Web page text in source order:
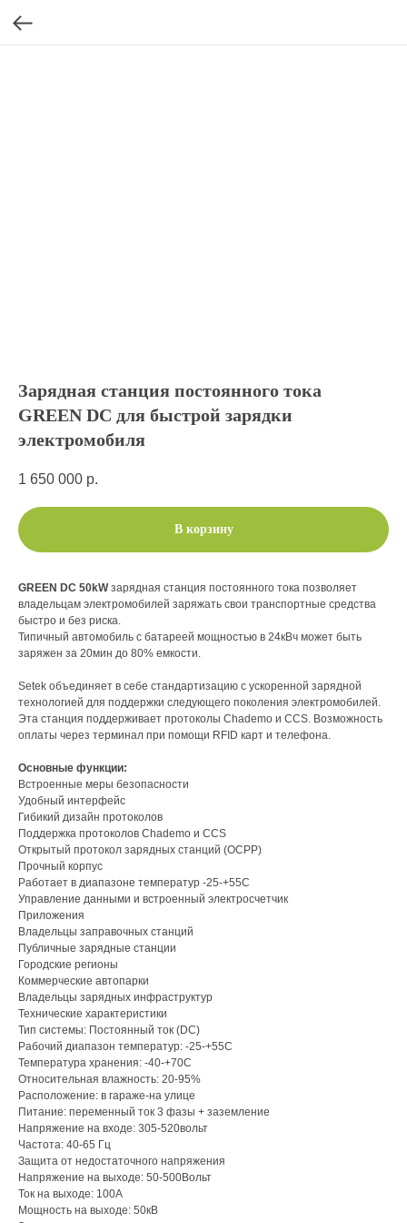
Зарядная станция постоянного тока
GREEN DC для быстрой зарядки
электромобиля
1 650 000 р.
В корзину
GREEN DC 50kWзарядная станция постоянного тока позволяет
владельцам электромобилей заряжать свои транспортные средства
быстро и без риска.
Типичный автомобиль с батареей мощностью в 24кВч может быть
заряжен за 20мин до 80% емкости.
Setek объединяет в себе стандартизацию с ускоренной зарядной
технологией для поддержки следующего поколения электромобилей.
Эта станция поддерживает протоколы Chademo и CCS. Возможность
оплаты через терминал при помощи RFID карт и телефона.
Основные функции:
Встроенные меры безопасности
Удобный интерфейс
Гибикий дизайн протоколов
Поддержка протоколов Chademo и CCS
Открытый протокол зарядных станций (OCPP)
Прочный корпус
Работает в диапазоне температур -25-+55С
Управление данными и встроенный электросчетчик
Приложения
Владельцы заправочных станций
Публичные зарядные станции
Городские регионы
Коммерческие автопарки
Владельцы зарядных инфраструктур
Технические характеристики
Тип системы: Постоянный ток (DC)
Рабочий диапазон температур: -25-+55С
Температура хранения: -40-+70С
Относительная влажность: 20-95%
Расположение: в гараже-на улице
Питание: переменный ток 3 фазы + заземление
Напряжение на входе: 305-520вольт
Частота: 40-65 Гц
Защита от недостаточного напряжения
Напряжение на выходе: 50-500Вольт
Ток на выходе: 100А
Мощность на выходе: 50кВ